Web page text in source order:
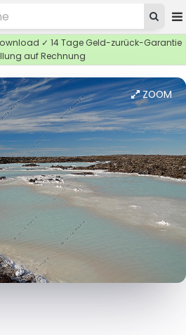
✓ 14 Tage Geld-zurück-Garantie
auf Rechnung
ZOOM